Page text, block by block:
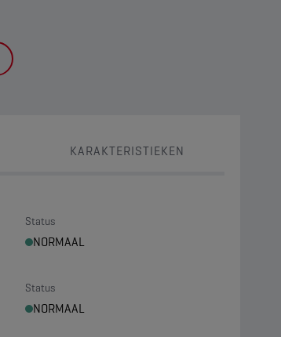
KARAKTERISTIEKEN
Status
NORMAAL
Status
NORMAAL